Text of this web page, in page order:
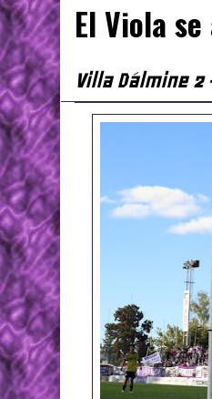
El Viola
Villa Dálmine